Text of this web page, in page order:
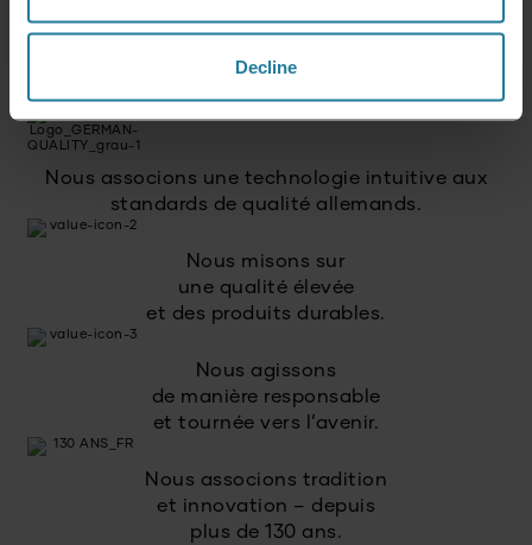
Decline
Premium pour tous.
Pas un luxe pour quelques-uns, mais un style de
Nous associons une technologie intuitive aux
standards de qualité allemands.
Nous misons sur
une qualité élevée
et des produits durables.
Nous agissons
de manière responsable
et tournée vers l’avenir.
Nous associons tradition
et innovation – depuis
plus de 130 ans.